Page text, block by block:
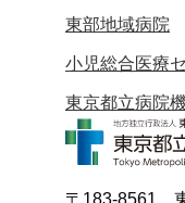
東部地域病院
小児総合医療
東京都立病院
〒183-8561